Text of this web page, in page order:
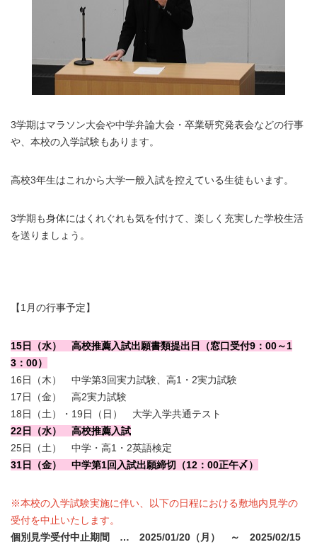
3学期はマラソン大会や中学弁論大会・卒業研究発表会などの行事
や、 本校の入学試験もあります。
高校3年生はこれから大学一般入試を控えている生徒もいます。
3学期も身体にはくれぐれも気を付けて、楽しく充実した学校生活
を送りましょう。
【1月の行事予定】
15日（水） 高校推薦入試出願書類提出日（窓口受付9：00～1
3：00）
16日（木） 中学第3回実力試験、高1・2実力試験
17日（金） 高2実力試験
18日（土）・19日（日） 大学入学共通テスト
22日（水） 高校推薦入試
25日（土） 中学・高1・2英語検定
31日（金） 中学第1回入試出願締切（12：00正午〆）
※本校の入学試験実施に伴い、以下の日程における敷地内見学の
受付を中止いたします。
個別見学受付中止期間 … 2025/01/20（月） ～ 2025/02/15